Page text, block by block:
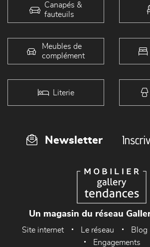
Canapés &
fauteuils
Meubles de
complément
Literie
Newsletter
Un magasin du réseau
Site internet Le réseau Blog
Engagements